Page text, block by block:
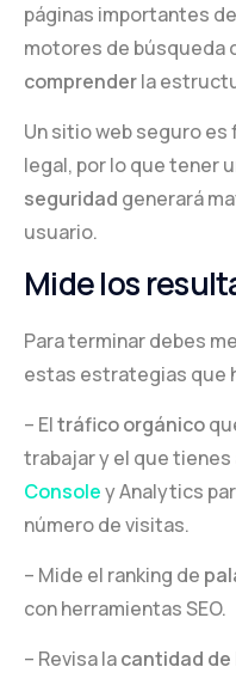
páginas importantes
motores de búsqueda
comprenderla
Un sitio web seguro
legal, por lo que tener
seguridad generará
usuario.
Mide los
Para terminar debes
estas estrategias que
– Eltráfico orgánico
trabajar y el que tienes
Consoley Analytics
número de visitas.
– Mide el ranking de
con herramientas SEO.
– Revisa lacantidad de